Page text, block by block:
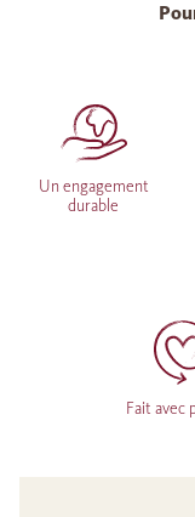
Un engagement
durable
Fait avec